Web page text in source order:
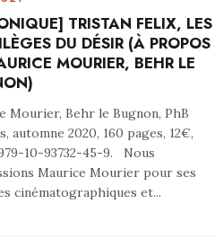
TRISTAN FELIX, LES
DU DÉSIR (À PROPOS
MOURIER, BEHR LE
Mourier, Behr le Bugnon, PhB
automne 2020, 160 pages, 12€,
10-93732-45-9. Nous
Maurice Mourier pour ses
cinématographiques et...